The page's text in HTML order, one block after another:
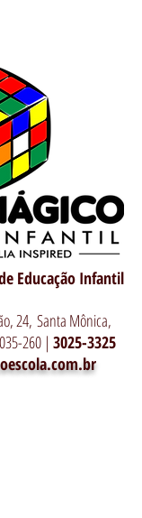
Educação Infantil
24, Santa Mônica,
260 | 3025-3325